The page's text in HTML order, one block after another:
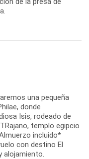
una pequeña
donde
Isis, rodeado de
templo egipcio
incluido*
con destino El
alojamiento.